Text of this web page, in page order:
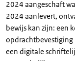
2024 aangeschaft
2024 aanlevert,
bewijs kan zijn: een
een digitale